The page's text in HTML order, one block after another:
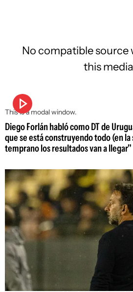
This is a modal window.
No compatible source
this
Diego Forlán habló como DT de
que se está construyendo todo (en
temprano los resultados van a llegar"